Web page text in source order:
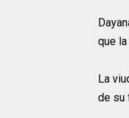
que
La
de su